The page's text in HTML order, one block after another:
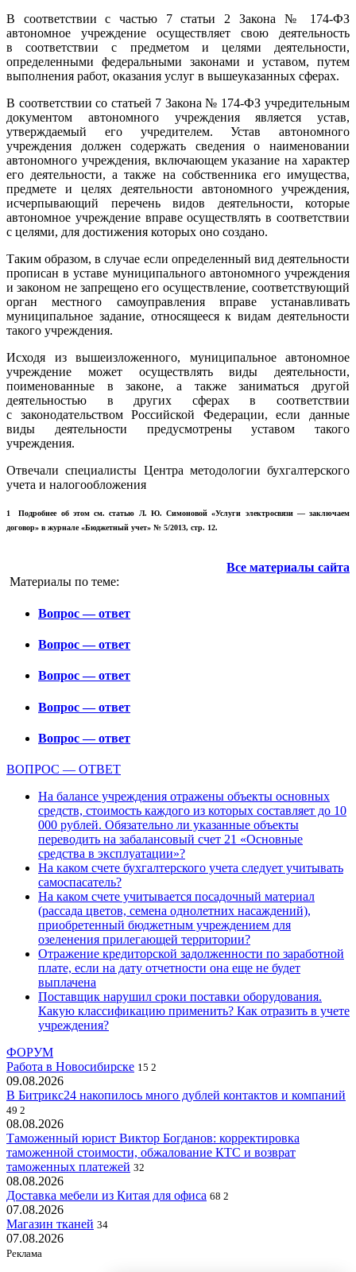
В соответствии с частью 7 статьи 2 Закона № 174-ФЗ
автономное учреждение осуществляет свою деятельность
в соответствии с предметом и целями деятельности,
определенными федеральными законами и уставом, путем
выполнения работ, оказания услуг в выше­указанных сферах.
В соответствии со статьей 7 Закона № 174-ФЗ учредительным
документом автономного учреждения является устав,
утверждаемый его учредителем. Устав автономного
учреждения должен содержать сведения о наименовании
автономного учреждения, включающем указание на характер
его деятельности, а также на собственника его имущества,
предмете и целях деятельности автономного учреждения,
исчерпывающий перечень видов деятельности, которые
автономное учреждение вправе осуществлять в соответствии
с целями, для достижения которых оно создано.
Таким образом, в случае если определенный вид деятельности
прописан в уставе муниципального автономного учреждения
и законом не запрещено его осуществление, соответствующий
орган местного самоуправления вправе устанавливать
муниципальное задание, относящееся к видам деятельности
такого учреждения.
Исходя из вышеизложенного, муниципальное автономное
учреждение может осуществлять виды деятельности,
поименованные в законе, а также заниматься другой
деятельностью в других сферах в соответствии
с законодательством Российской Федерации, если данные
виды деятельности пре­дусмотрены уставом такого
учреждения.
Отвечали специалисты Центра методологии бухгалтерского
учета и налогообложения
1 Подробнее об этом см. статью Л. Ю. Симоновой «Услуги электросвязи — заключаем
договор» в журнале «Бюджетный учет» № 5/2013, стр. 12.
Все материалы сайта
Материалы по теме:
Вопрос — ответ
Вопрос — ответ
Вопрос — ответ
Вопрос — ответ
Вопрос — ответ
ВОПРОС — ОТВЕТ
На балансе учреждения отражены объекты основных
средств, стоимость каждого из которых составляет до 10
000 рублей. Обязательно ли указанные объекты
переводить на забалансовый счет 21 «Основные
средства в эксплуатации»?
На каком счете бухгалтерского учета следует учитывать
самоспасатель?
На каком счете учитывается посадочный материал
(рассада цветов, семена однолетних насаждений),
приобретенный бюджетным учреждением для
озеленения прилегающей территории?
Отражение кредиторской задолженности по заработной
плате, если на дату отчетности она еще не будет
выплачена
Поставщик нарушил сроки поставки оборудования.
Какую классификацию применить? Как отразить в учете
учреждения?
ФОРУМ
Работа в Новосибирске 15 2
09.08.2026
В Битрикс24 накопилось много дублей контактов и компаний
49 2
08.08.2026
Таможенный юрист Виктор Богданов: корректировка
таможенной стоимости, обжалование КТС и возврат
таможенных платежей 32
08.08.2026
Доставка мебели из Китая для офиса 68 2
07.08.2026
Магазин тканей 34
07.08.2026
Реклама